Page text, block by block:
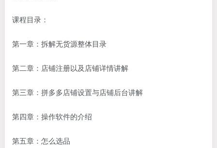
课程目录：
第一章：拆解无货源整体目录
第二章：店铺注册以及店铺详情讲解
第三章：拼多多店铺设置与店铺后台讲解
第四章：操作软件的介绍
第五章：怎么选品